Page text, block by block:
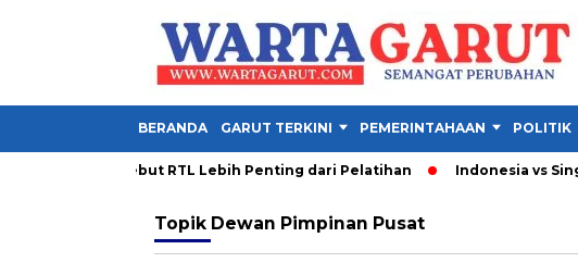
BERANDA GARUT TERKINI PEMERINTAHAAN POLITIK
PDM Garut Sebut RTL Lebih Penting dari Pelatihan Indonesia vs
Topik Dewan Pimpinan Pusat